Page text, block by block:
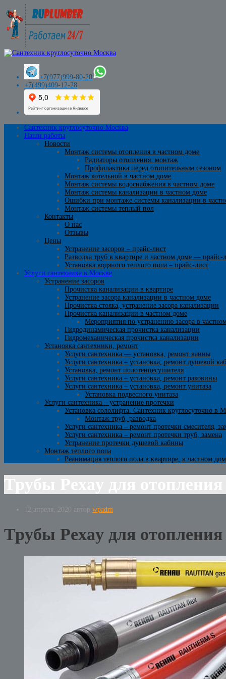
+7(977)999-80-20
+7(499)409-12-28
Сантехник круглосуточно Москва
Наши работы
Новости
Монтаж системы отопления в частном доме
Радиаторы отопления. монтаж
Профилактика перед отопительным сезоном
Монтаж котельной в частном доме
Монтаж системы водоснабжения в частном доме
Монтаж системы канализации в частном доме
Ошибки при монтаже системы канализации в
Монтаж системы теплый пол
Контакты
О нас
Отзывы
Цены
Устранение засоров – прайс-лист
Разводка труб в квартире и частном доме — прайс-
Установка водяного теплого пола – прайс-лист
Услуги сантехника в Москве
Устранение засоров
Прочистка канализации в квартире
Устранение засора канализации в частном доме
Прочистка стояка, устранение засора канализации
Прочистка канализации в частном доме
Мероприятия по устранению засора в
Гидродинамическая прочистка канализации
Гидромеханическая прочистка канализации
Установка сантехники, ремонт
Услуги сантехника — установка, ремонт ванны
Услуги сантехника – установка, ремонт душевой
Установка, ремонт полотенцесушителя
Услуги сантехника – установка, ремонт раковины
Услуги сантехника – установка, ремонт унитаза
Установка подвесного унитаза
Услуги сантехника – устранение протечки
Установка сололифта. Сантехник круглосуточно в
Монтаж труб, разводка
Услуги сантехника – ремонт протечки смесителя,
Услуги сантехника – ремонт протечки труб, замена
Устранение протечки душевой кабины
Монтаж теплого пола
Реанимация теплого пола в квартире, в частном
12 апреля, 2020 автор wpadm
Трубы Pexay для